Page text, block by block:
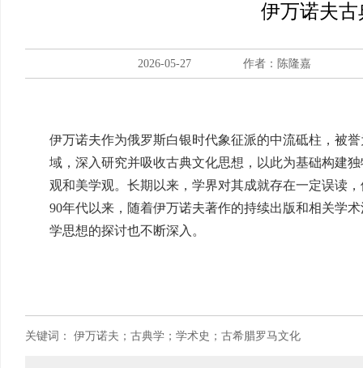
伊万诺夫
2026-05-27 作者：陈隆嘉
伊万诺夫作为俄罗斯白银时代象征派的中流砥柱，被
域，深入研究并吸收古典文化思想，以此为基础构建
观和美学观。长期以来，学界对其成就存在一定误读
90年代以来，随着伊万诺夫著作的持续出版和相关学
学思想的探讨也不断深入。
关键词： 伊万诺夫；古典学；学术史；古希腊罗马文化